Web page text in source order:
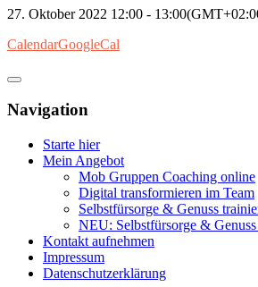
27. Oktober 2022 12:00 - 13:00
CalendarGoogleCal
Navigation
Starte hier
Mein Angebot
Mob Gruppen Coaching online
Digital transformieren im Team
Selbstfürsorge & Genuss
NEU: Selbstfürsorge & Genuss
Kontakt aufnehmen
Impressum
Datenschutzerklärung